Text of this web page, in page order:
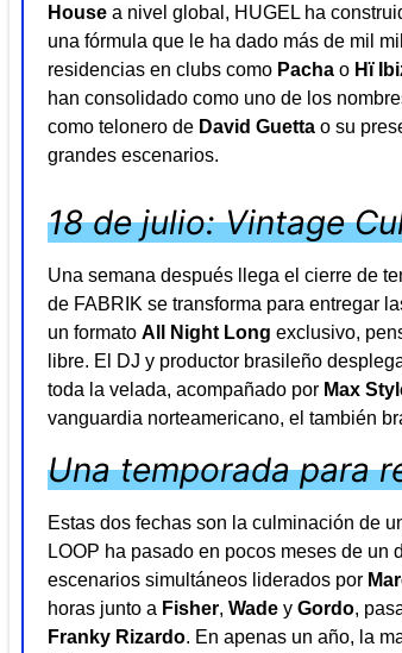
House a nivel global, HUGEL ha
una fórmula que le ha dado más de mil
residencias en clubs como Pacha o Hï
han consolidado como uno de los
como telonero de David Guetta o su
grandes escenarios.
18 de julio: Vintage
Una semana después llega el cierre de
de FABRIK se transforma para entregar
un formato All Night Long exclusivo,
libre. El DJ y productor brasileño
toda la velada, acompañado por Max
vanguardia norteamericano, el también
Una temporada para
Estas dos fechas son la culminación de
LOOP ha pasado en pocos meses de
escenarios simultáneos liderados por
horas junto a Fisher, Wade y Gordo,
Franky Rizardo. En apenas un año, la